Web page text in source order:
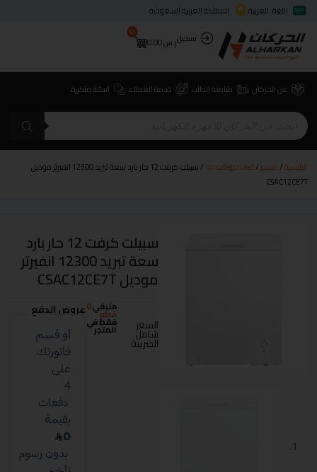
اللغة: العربية
المملكة العربية السعودية
تسجيلر.س0.00
0
عن الحركان متابعة الطلب خدمة العملاء اسئلة متكررة
الرئيسية/المتجر/
Uncategorized
/ سبيلت كرفت 12 حار بارد سعة تبريد 12300 انفيرتر موديل
CSAC12CE7T
سبيلت كرفت 12 حار بارد
سعة تبريد 12300 انفيرتر
موديل CSAC12CE7T
السعر
شامل
الضريبة
متبقي0
قطع
فقط في
المتجر
عروض الدفع